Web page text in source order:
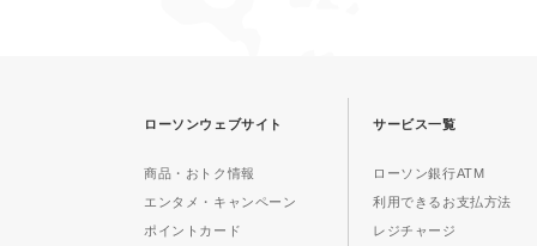
ローソンウェブサイト
商品・おトク情報
エンタメ・キャンペーン
ポイントカード
サービス一覧
ローソン銀行ATM
利用できるお支払方法
レジチャージ